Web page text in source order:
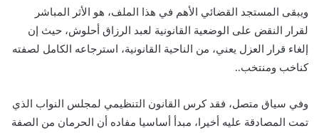
ويبقى المستجد القضائي الأهم في هذا الملف، هو الأثر المباشر
لقرار النقض على الوضعية القانونية لعبد الرزاق أحلوش، حيث إن
إلغاء قرار العزل يعني، من الناحية القانونية، استرجاعه الكامل لصفته
كناخب ومنتخب..
وفي سياق متصل، فقد كرس القانون التنظيمي لمجلس النواب الذي
تمت المصادقة عليه أخيرا، مبدأ أساسيا مفاده أن الحرمان من الصفة